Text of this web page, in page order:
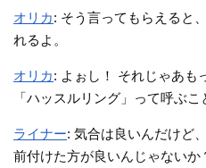
オリカ: そう言ってもらえると
れるよ。
オリカ: よぉし！ それじゃあも
「ハッスルリング」って呼ぶこ
ライナー: 気合は良いんだけど
前付けた方が良いんじゃないか